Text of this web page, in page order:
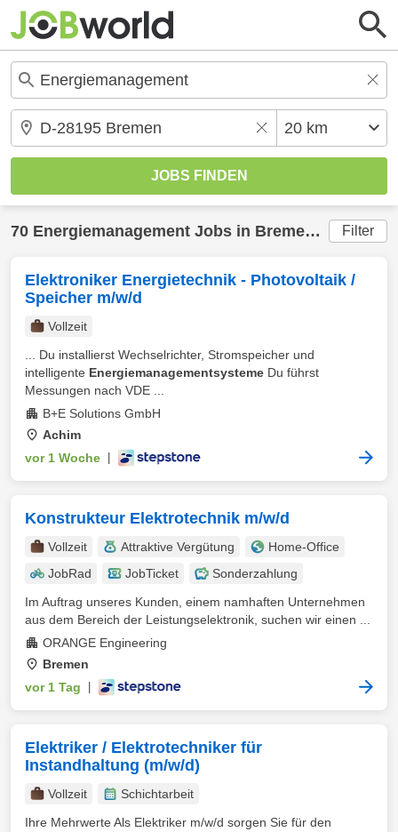
70 Energiemanagement Jobs in Bremen (20 km)
Filter
Elektroniker Energietechnik - Photovoltaik /
Speicher m/w/d
Vollzeit
... Du installierst Wechselrichter, Stromspeicher und
intelligente Energiemanagementsysteme Du führst
Messungen nach VDE ...
B+E Solutions GmbH
Achim
vor 1 Woche
Konstrukteur Elektrotechnik m/w/d
Vollzeit Attraktive Vergütung
Home-Office
JobRad
JobTicket
Sonderzahlung
Im Auftrag unseres Kunden, einem namhaften Unternehmen
aus dem Bereich der Leistungselektronik, suchen wir einen ...
ORANGE Engineering
Bremen
vor 1 Tag
Elektriker / Elektrotechniker für
Instandhaltung (m/w/d)
Vollzeit
Schichtarbeit
Ihre Mehrwerte Als Elektriker m/w/d sorgen Sie für den